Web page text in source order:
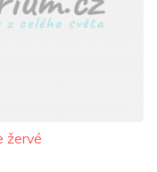
žervé